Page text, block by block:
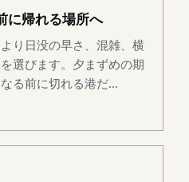
に帰れる場所へ
り日没の早さ、混雑、横
選びます。夕まずめの期
る前に切れる港だ...